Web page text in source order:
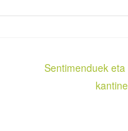
Sentimenduek